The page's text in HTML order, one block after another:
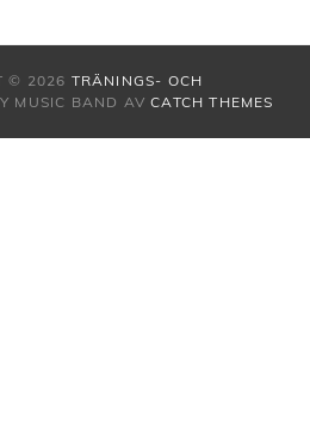
© 2026 TRÄNINGS- OCH
MUSIC BAND AVCATCH THEMES